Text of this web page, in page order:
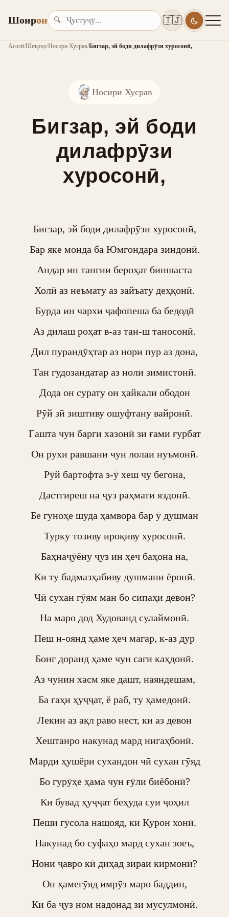
Шоирон 🔍 🇹🇯
Асосӣ/Шеърҳо/Носири Хусрав/Бигзар, эй боди дилафрӯзи хуросонӣ,
Носири Хусрав
Бигзар, эй боди
дилафрӯзи
хуросонӣ,
Бигзар, эй боди дилафрӯзи хуросонӣ,
Бар яке монда ба Юмгондара зиндонӣ.
Андар ин тангии бероҳат биншаста
Холӣ аз неъмату аз зайъату деҳқонӣ.
Бурда ин чархи ҷафопеша ба бедодӣ
Аз дилаш роҳат в-аз тан-ш таносонӣ.
Дил пурандӯҳтар аз нори пур аз дона,
Тан гудозандатар аз ноли зимистонӣ.
Дода он сурату он ҳайкали ободон
Рӯй зӣ зиштиву ошуфтану вайронӣ.
Гашта чун барги хазонӣ зи ғами ғурбат
Он рухи равшани чун лолаи нуъмонӣ.
Рӯй бартофта з-ӯ хеш чу бегона,
Дастгиреш на ҷуз раҳмати яздонӣ.
Бе гуноҳе шуда ҳамвора бар ӯ душман
Турку тозиву ироқиву хуросонӣ.
Баҳнаҷӯёну ҷуз ин ҳеч баҳона на,
Ки ту бадмазҳабиву душмани ёронӣ.
Чӣ сухан гӯям ман бо сипаҳи девон?
На маро дод Худованд сулаймонӣ.
Пеш н-оянд ҳаме ҳеч магар, к-аз дур
Бонг доранд ҳаме чун саги каҳдонӣ.
Аз чунин хасм яке дашт, наяндешам,
Ба гаҳи ҳуҷҷат, ё раб, ту ҳамедонӣ.
Лекин аз ақл раво нест, ки аз девон
Хештанро накунад мард нигаҳбонӣ.
Марди ҳушёри сухандон чӣ сухан гӯяд
Бо гурӯҳе ҳама чун ғӯли биёбонӣ?
Ки бувад ҳуҷҷат беҳуда суи ҷоҳил
Пеши гӯсола нашояд, ки Қурон хонӣ.
Накунад бо суфаҳо мард сухан зоеъ,
Нони ҷавро кӣ диҳад зираи кирмонӣ?
Он ҳамегӯяд имрӯз маро баддин,
Ки ба ҷуз ном надонад зи мусулмонӣ.